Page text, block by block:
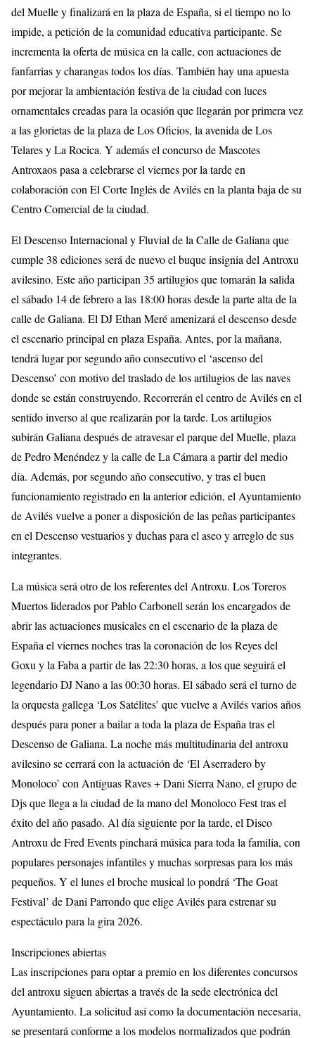
del Muelle y finalizará en la plaza de España, si el tiempo no lo
impide, a petición de la comunidad educativa participante. Se
incrementa la oferta de música en la calle, con actuaciones de
fanfarrias y charangas todos los días. También hay una apuesta
por mejorar la ambientación festiva de la ciudad con luces
ornamentales creadas para la ocasión que llegarán por primera vez
a las glorietas de la plaza de Los Oficios, la avenida de Los
Telares y La Rocica. Y además el concurso de Mascotes
Antroxaos pasa a celebrarse el viernes por la tarde en
colaboración con El Corte Inglés de Avilés en la planta baja de su
Centro Comercial de la ciudad.
El Descenso Internacional y Fluvial de la Calle de Galiana que
cumple 38 ediciones será de nuevo el buque insignia del Antroxu
avilesino. Este año participan 35 artilugios que tomarán la salida
el sábado 14 de febrero a las 18:00 horas desde la parte alta de la
calle de Galiana. El DJ Ethan Meré amenizará el descenso desde
el escenario principal en plaza España. Antes, por la mañana,
tendrá lugar por segundo año consecutivo el ‘ascenso del
Descenso’ con motivo del traslado de los artilugios de las naves
donde se están construyendo. Recorrerán el centro de Avilés en el
sentido inverso al que realizarán por la tarde. Los artilugios
subirán Galiana después de atravesar el parque del Muelle, plaza
de Pedro Menéndez y la calle de La Cámara a partir del medio
día. Además, por segundo año consecutivo, y tras el buen
funcionamiento registrado en la anterior edición, el Ayuntamiento
de Avilés vuelve a poner a disposición de las peñas participantes
en el Descenso vestuarios y duchas para el aseo y arreglo de sus
integrantes.
La música será otro de los referentes del Antroxu. Los Toreros
Muertos liderados por Pablo Carbonell serán los encargados de
abrir las actuaciones musicales en el escenario de la plaza de
España el viernes noches tras la coronación de los Reyes del
Goxu y la Faba a partir de las 22:30 horas, a los que seguirá el
legendario DJ Nano a las 00:30 horas. El sábado será el turno de
la orquesta gallega ‘Los Satélites’ que vuelve a Avilés varios años
después para poner a bailar a toda la plaza de España tras el
Descenso de Galiana. La noche más multitudinaria del antroxu
avilesino se cerrará con la actuación de ‘El Aserradero by
Monoloco’ con Antiguas Raves + Dani Sierra Nano, el grupo de
Djs que llega a la ciudad de la mano del Monoloco Fest tras el
éxito del año pasado. Al día siguiente por la tarde, el Disco
Antroxu de Fred Events pinchará música para toda la familia, con
populares personajes infantiles y muchas sorpresas para los más
pequeños. Y el lunes el broche musical lo pondrá ‘The Goat
Festival’ de Dani Parrondo que elige Avilés para estrenar su
espectáculo para la gira 2026.
Inscripciones abiertas
Las inscripciones para optar a premio en los diferentes concursos
del antroxu siguen abiertas a través de la sede electrónica del
Ayuntamiento. La solicitud así como la documentación necesaria,
se presentará conforme a los modelos normalizados que podrán